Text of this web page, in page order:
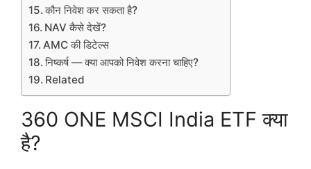
कौन निवेश कर सकता है?
NAV कैसे देखें?
AMC की डिटेल्स
निष्कर्ष — क्या आपको निवेश करना चाहिए?
Related
360 ONE MSCI India ETF क्या
है?